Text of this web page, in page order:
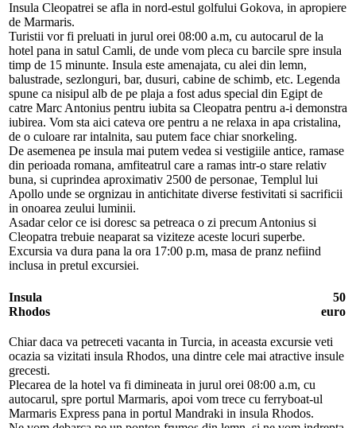
Insula Cleopatrei se afla in nord-estul golfului Gokova, in apropiere
de Marmaris.
Turistii vor fi preluati in jurul orei 08:00 a.m, cu autocarul de la
hotel pana in satul Camli, de unde vom pleca cu barcile spre insula
timp de 15 minunte. Insula este amenajata, cu alei din lemn,
balustrade, sezlonguri, bar, dusuri, cabine de schimb, etc. Legenda
spune ca nisipul alb de pe plaja a fost adus special din Egipt de
catre Marc Antonius pentru iubita sa Cleopatra pentru a-i demonstra
iubirea. Vom sta aici cateva ore pentru a ne relaxa in apa cristalina,
de o culoare rar intalnita, sau putem face chiar snorkeling.
De asemenea pe insula mai putem vedea si vestigiile antice, ramase
din perioada romana, amfiteatrul care a ramas intr-o stare relativ
buna, si cuprindea aproximativ 2500 de personae, Templul lui
Apollo unde se orgnizau in antichitate diverse festivitati si sacrificii
in onoarea zeului luminii.
Asadar celor ce isi doresc sa petreaca o zi precum Antonius si
Cleopatra trebuie neaparat sa viziteze aceste locuri superbe.
Excursia va dura pana la ora 17:00 p.m, masa de pranz nefiind
inclusa in pretul excursiei.
Insula
Rhodos
50
euro
Chiar daca va petreceti vacanta in Turcia, in aceasta excursie veti
ocazia sa vizitati insula Rhodos, una dintre cele mai atractive insule
grecesti.
Plecarea de la hotel va fi dimineata in jurul orei 08:00 a.m, cu
autocarul, spre portul Marmaris, apoi vom trece cu ferryboat-ul
Marmaris Express pana in portul Mandraki in insula Rhodos.